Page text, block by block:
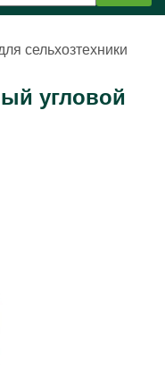
сельхозтехники
угловой